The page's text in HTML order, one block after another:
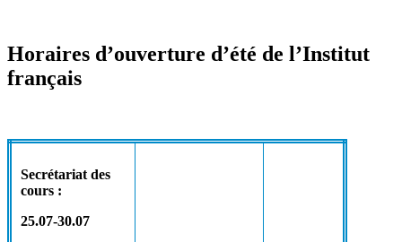
Horaires d’ouverture d’été de l’Institut
français
Secrétariat des
cours :
25.07-30.07